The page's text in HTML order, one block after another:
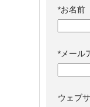
*お名前
* メール
ウェブ